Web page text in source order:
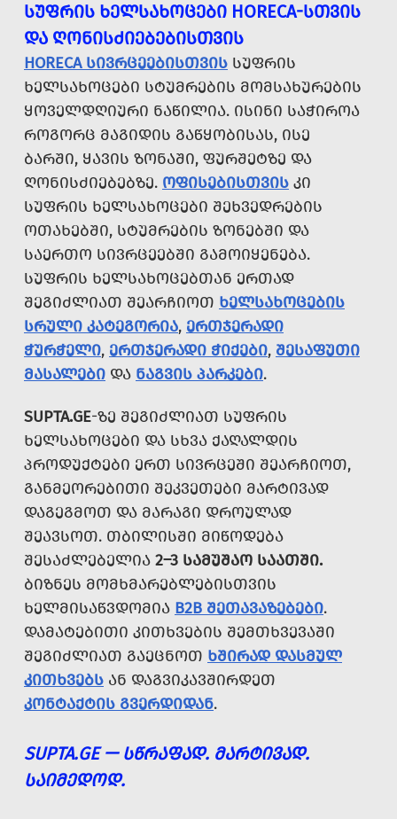
ᲡᲣᲤᲠᲘᲡ ᲮᲔᲚᲡᲐᲮᲝᲪᲔᲑᲘ HORECA-ᲡᲗᲕᲘᲡ
ᲓᲐ ᲦᲝᲜᲘᲡᲫᲘᲔᲑᲔᲑᲘᲡᲗᲕᲘᲡ
HORECA ᲡᲘᲕᲠᲪᲔᲔᲑᲘᲡᲗᲕᲘᲡ ᲡᲣᲤᲠᲘᲡ
ᲮᲔᲚᲡᲐᲮᲝᲪᲔᲑᲘ ᲡᲢᲣᲛᲠᲔᲑᲘᲡ ᲛᲝᲛᲡᲐᲮᲣᲠᲔᲑᲘᲡ
ᲧᲝᲕᲔᲚᲓᲦᲘᲣᲠᲘ ᲜᲐᲬᲘᲚᲘᲐ. ᲘᲡᲘᲜᲘ ᲡᲐᲭᲘᲠᲝᲐ
ᲠᲝᲒᲝᲠᲪ ᲛᲐᲒᲘᲓᲘᲡ ᲒᲐᲬᲧᲝᲑᲘᲡᲐᲡ, ᲘᲡᲔ
ᲑᲐᲠᲨᲘ, ᲧᲐᲕᲘᲡ ᲖᲝᲜᲐᲨᲘ, ᲤᲣᲠᲨᲔᲢᲖᲔ ᲓᲐ
ᲦᲝᲜᲘᲡᲫᲘᲔᲑᲔᲑᲖᲔ. ᲝᲤᲘᲡᲔᲑᲘᲡᲗᲕᲘᲡ ᲙᲘ
ᲡᲣᲤᲠᲘᲡ ᲮᲔᲚᲡᲐᲮᲝᲪᲔᲑᲘ ᲨᲔᲮᲕᲔᲓᲠᲔᲑᲘᲡ
ᲝᲗᲐᲮᲔᲑᲨᲘ, ᲡᲢᲣᲛᲠᲔᲑᲘᲡ ᲖᲝᲜᲔᲑᲨᲘ ᲓᲐ
ᲡᲐᲔᲠᲗᲝ ᲡᲘᲕᲠᲪᲔᲔᲑᲨᲘ ᲒᲐᲛᲝᲘᲧᲔᲜᲔᲑᲐ.
ᲡᲣᲤᲠᲘᲡ ᲮᲔᲚᲡᲐᲮᲝᲪᲔᲑᲗᲐᲜ ᲔᲠᲗᲐᲓ
ᲨᲔᲒᲘᲫᲚᲘᲐᲗ ᲨᲔᲐᲠᲩᲘᲝᲗ ᲮᲔᲚᲡᲐᲮᲝᲪᲔᲑᲘᲡ
ᲡᲠᲣᲚᲘ ᲙᲐᲢᲔᲒᲝᲠᲘᲐ, ᲔᲠᲗᲯᲔᲠᲐᲓᲘ
ᲭᲣᲠᲭᲔᲚᲘ, ᲔᲠᲗᲯᲔᲠᲐᲓᲘ ᲭᲘᲥᲔᲑᲘ, ᲨᲔᲡᲐᲤᲣᲗᲘ
ᲛᲐᲡᲐᲚᲔᲑᲘ ᲓᲐ ᲜᲐᲒᲕᲘᲡ ᲞᲐᲠᲙᲔᲑᲘ.
SUPTA.GE-ᲖᲔ ᲨᲔᲒᲘᲫᲚᲘᲐᲗ ᲡᲣᲤᲠᲘᲡ
ᲮᲔᲚᲡᲐᲮᲝᲪᲔᲑᲘ ᲓᲐ ᲡᲮᲕᲐ ᲥᲐᲦᲐᲚᲓᲘᲡ
ᲞᲠᲝᲓᲣᲥᲢᲔᲑᲘ ᲔᲠᲗ ᲡᲘᲕᲠᲪᲔᲨᲘ ᲨᲔᲐᲠᲩᲘᲝᲗ,
ᲒᲐᲜᲛᲔᲝᲠᲔᲑᲘᲗᲘ ᲨᲔᲙᲕᲔᲗᲔᲑᲘ ᲛᲐᲠᲢᲘᲕᲐᲓ
ᲓᲐᲒᲔᲒᲛᲝᲗ ᲓᲐ ᲛᲐᲠᲐᲒᲘ ᲓᲠᲝᲣᲚᲐᲓ
ᲨᲔᲐᲕᲡᲝᲗ. ᲗᲑᲘᲚᲘᲡᲨᲘ ᲛᲘᲬᲝᲓᲔᲑᲐ
ᲨᲔᲡᲐᲫᲚᲔᲑᲔᲚᲘᲐ 2–3 ᲡᲐᲛᲣᲨᲐᲝ ᲡᲐᲐᲗᲨᲘ.
ᲑᲘᲖᲜᲔᲡ ᲛᲝᲛᲮᲛᲐᲠᲔᲑᲚᲔᲑᲘᲡᲗᲕᲘᲡ
ᲮᲔᲚᲛᲘᲡᲐᲬᲕᲓᲝᲛᲘᲐ B2B ᲨᲔᲗᲐᲕᲐᲖᲔᲑᲔᲑᲘ.
ᲓᲐᲛᲐᲢᲔᲑᲘᲗᲘ ᲙᲘᲗᲮᲕᲔᲑᲘᲡ ᲨᲔᲛᲗᲮᲕᲔᲕᲐᲨᲘ
ᲨᲔᲒᲘᲫᲚᲘᲐᲗ ᲒᲐᲔᲪᲜᲝᲗ ᲮᲨᲘᲠᲐᲓ ᲓᲐᲡᲛᲣᲚ
ᲙᲘᲗᲮᲕᲔᲑᲡ ᲐᲜ ᲓᲐᲒᲕᲘᲙᲐᲕᲨᲘᲠᲓᲔᲗ
ᲙᲝᲜᲢᲐᲥᲢᲘᲡ ᲒᲕᲔᲠᲓᲘᲓᲐᲜ.
SUPTA.GE — ᲡᲬᲠᲐᲤᲐᲓ. ᲛᲐᲠᲢᲘᲕᲐᲓ.
ᲡᲐᲘᲛᲔᲓᲝᲓ.